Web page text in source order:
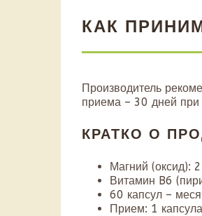
КАК
Производитель
приема – 30 дней
КРАТКО О
Магний (оксид):
Витамин B6
60 капсул –
Прием: 1